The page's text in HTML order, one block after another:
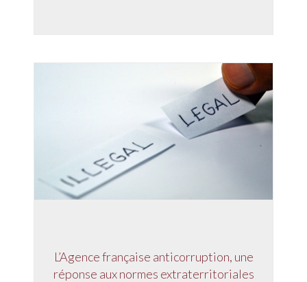
L’Agence française anticorruption, une
réponse aux normes extraterritoriales